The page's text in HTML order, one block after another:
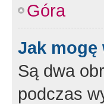
Góra
Jak mogę
Są dwa
podczas